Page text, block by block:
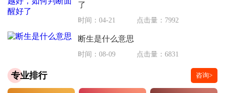
了
时间：04-21 点击量：7992
断生是什么意思
时间：08-09 点击量：6831
专业排行 咨询>